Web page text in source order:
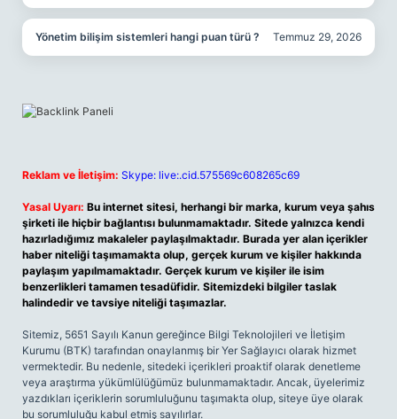
Yönetim bilişim sistemleri hangi puan türü ? Temmuz 29, 2026
Reklam ve İletişim: Skype: live:.cid.575569c608265c69
Yasal Uyarı: Bu internet sitesi, herhangi bir marka, kurum veya şahıs
şirketi ile hiçbir bağlantısı bulunmamaktadır. Sitede yalnızca kendi
hazırladığımız makaleler paylaşılmaktadır. Burada yer alan içerikler
haber niteliği taşımamakta olup, gerçek kurum ve kişiler hakkında
paylaşım yapılmamaktadır. Gerçek kurum ve kişiler ile isim
benzerlikleri tamamen tesadüfidir. Sitemizdeki bilgiler taslak
halindedir ve tavsiye niteliği taşımazlar.
Sitemiz, 5651 Sayılı Kanun gereğince Bilgi Teknolojileri ve İletişim
Kurumu (BTK) tarafından onaylanmış bir Yer Sağlayıcı olarak hizmet
vermektedir. Bu nedenle, sitedeki içerikleri proaktif olarak denetleme
veya araştırma yükümlülüğümüz bulunmamaktadır. Ancak, üyelerimiz
yazdıkları içeriklerin sorumluluğunu taşımakta olup, siteye üye olarak
bu sorumluluğu kabul etmiş sayılırlar.